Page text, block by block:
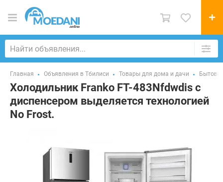
Главная Объявления в Тбилиси Товары для дома и дачи
Холодильник Franko FT-483Nfdwdis с
диспенсером выделяется технологией
No Frost.